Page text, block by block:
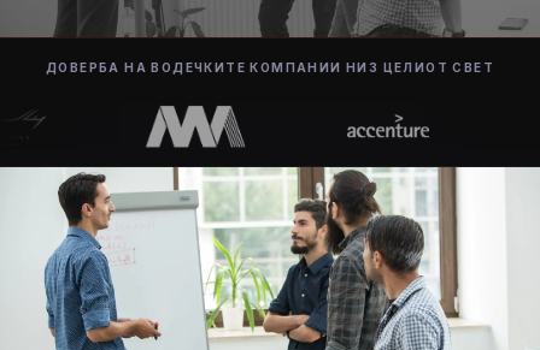
ДОВЕРБА НА ВОДЕЧКИТЕ КОМПАНИИ НИЗ ЦЕЛИОТ СВЕТ